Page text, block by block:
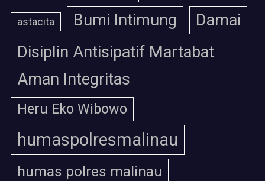
astacita Bumi Intimung
Damai
Disiplin Antisipatif Martabat
Aman Integritas
Heru Eko Wibowo
humaspolresmalinau
humas polres malinau